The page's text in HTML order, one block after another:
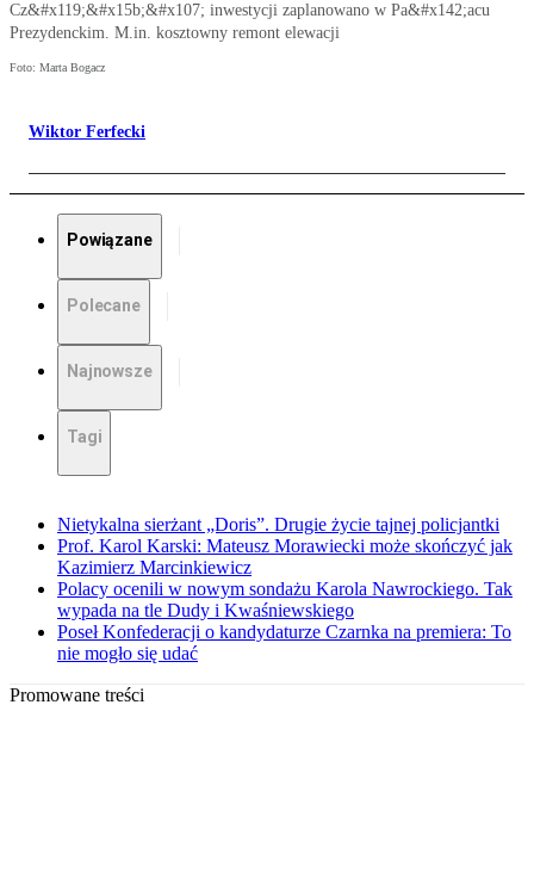
Cz&#x119;&#x15b;&#x107; inwestycji zaplanowano w Pa&#x142;acu
Prezydenckim. M.in. kosztowny remont elewacji
Foto: Marta Bogacz
Wiktor Ferfecki
Powiązane
Polecane
Najnowsze
Tagi
Nietykalna sierżant „Doris”. Drugie życie tajnej policjantki
Prof. Karol Karski: Mateusz Morawiecki może skończyć jak
Kazimierz Marcinkiewicz
Polacy ocenili w nowym sondażu Karola Nawrockiego. Tak
wypada na tle Dudy i Kwaśniewskiego
Poseł Konfederacji o kandydaturze Czarnka na premiera: To
nie mogło się udać
Promowane treści